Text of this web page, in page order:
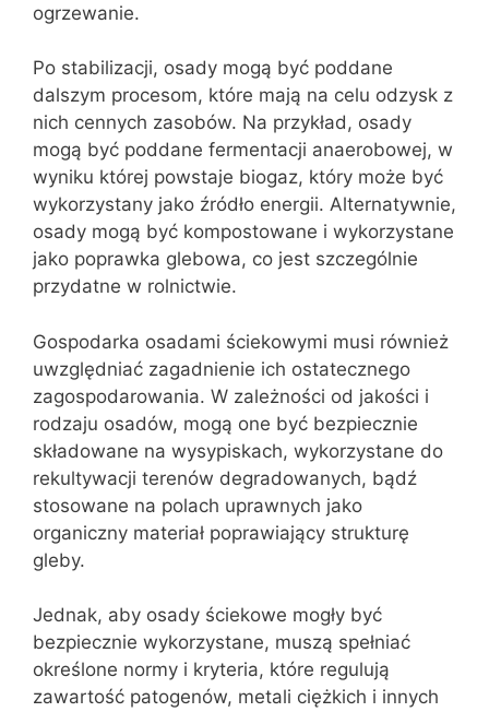
ogrzewanie.
Po stabilizacji, osady mogą być poddane
dalszym procesom, które mają na celu odzysk z
nich cennych zasobów. Na przykład, osady
mogą być poddane fermentacji anaerobowej, w
wyniku której powstaje biogaz, który może być
wykorzystany jako źródło energii. Alternatywnie,
osady mogą być kompostowane i wykorzystane
jako poprawka glebowa, co jest szczególnie
przydatne w rolnictwie.
Gospodarka osadami ściekowymi musi również
uwzględniać zagadnienie ich ostatecznego
zagospodarowania. W zależności od jakości i
rodzaju osadów, mogą one być bezpiecznie
składowane na wysypiskach, wykorzystane do
rekultywacji terenów degradowanych, bądź
stosowane na polach uprawnych jako
organiczny materiał poprawiający strukturę
gleby.
Jednak, aby osady ściekowe mogły być
bezpiecznie wykorzystane, muszą spełniać
określone normy i kryteria, które regulują
zawartość patogenów, metali ciężkich i innych